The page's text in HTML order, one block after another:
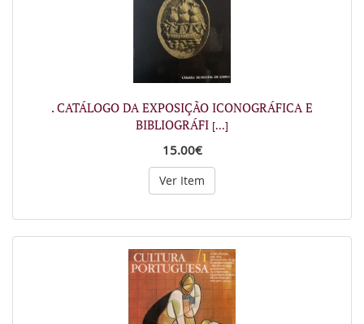
. CATÁLOGO DA EXPOSIÇÃO ICONOGRÁFICA E
BIBLIOGRÁFI [...]
15.00€
Ver Item